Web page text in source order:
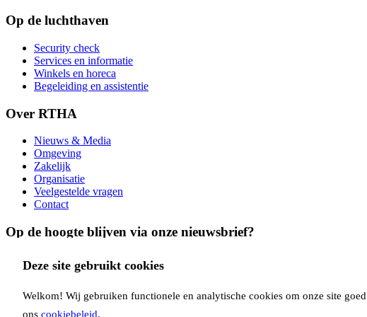
Deze site gebruikt cookies
Welkom! Wij gebruiken functionele en analytische cookies om onze site
ons cookiebeleid.
Op de luchthaven
Security check
Services en informatie
Winkels en horeca
Begeleiding en assistentie
Over RTHA
Nieuws & Media
Omgeving
Zakelijk
Organisatie
Veelgestelde vragen
Contact
Op de hoogte blijven via onze nieuwsbrief?
Inschrijven
Copyright Rotterdam Airport B.V. 2026
Volg ons via: